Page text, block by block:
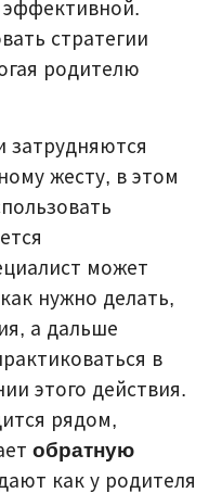
стратегии
родителю
затрудняются
жесту, в этом
может
нужно делать,
а дальше
в
этого действия.
рядом,
обратную
как у родителя